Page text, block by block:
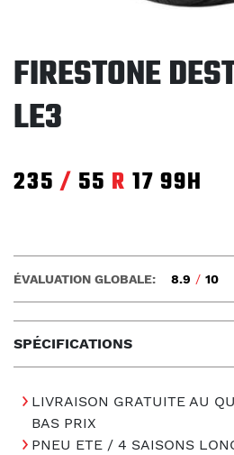
FIRESTONE
LE3
235 / 55 R 17 99H
SPÉCIFICATIONS
ÉVALUATION GLOBALE: 8.9 / 10
LIVRAISON GRATUITE AU
BAS PRIX
PNEU ETE / 4 SAISONS